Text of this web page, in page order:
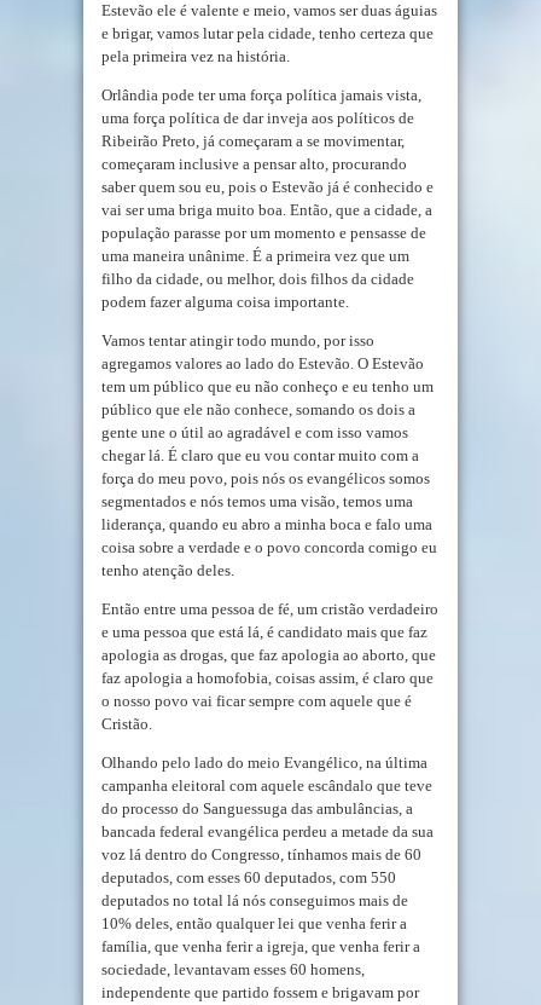
Estevão ele é valente e meio, vamos ser duas águias
e brigar, vamos lutar pela cidade, tenho certeza que
pela primeira vez na história.
Orlândia pode ter uma força política jamais vista,
uma força política de dar inveja aos políticos de
Ribeirão Preto, já começaram a se movimentar,
começaram inclusive a pensar alto, procurando
saber quem sou eu, pois o Estevão já é conhecido e
vai ser uma briga muito boa. Então, que a cidade, a
população parasse por um momento e pensasse de
uma maneira unânime. É a primeira vez que um
filho da cidade, ou melhor, dois filhos da cidade
podem fazer alguma coisa importante.
Vamos tentar atingir todo mundo, por isso
agregamos valores ao lado do Estevão. O Estevão
tem um público que eu não conheço e eu tenho um
público que ele não conhece, somando os dois a
gente une o útil ao agradável e com isso vamos
chegar lá. É claro que eu vou contar muito com a
força do meu povo, pois nós os evangélicos somos
segmentados e nós temos uma visão, temos uma
liderança, quando eu abro a minha boca e falo uma
coisa sobre a verdade e o povo concorda comigo eu
tenho atenção deles.
Então entre uma pessoa de fé, um cristão verdadeiro
e uma pessoa que está lá, é candidato mais que faz
apologia as drogas, que faz apologia ao aborto, que
faz apologia a homofobia, coisas assim, é claro que
o nosso povo vai ficar sempre com aquele que é
Cristão.
Olhando pelo lado do meio Evangélico, na última
campanha eleitoral com aquele escândalo que teve
do processo do Sanguessuga das ambulâncias, a
bancada federal evangélica perdeu a metade da sua
voz lá dentro do Congresso, tínhamos mais de 60
deputados, com esses 60 deputados, com 550
deputados no total lá nós conseguimos mais de
10% deles, então qualquer lei que venha ferir a
família, que venha ferir a igreja, que venha ferir a
sociedade, levantavam esses 60 homens,
independente que partido fossem e brigavam por